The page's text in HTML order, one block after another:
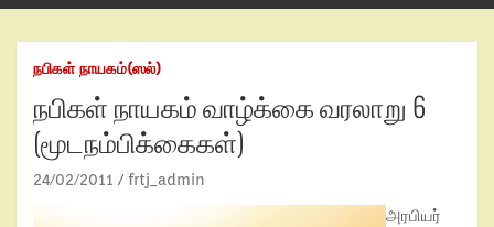
நபிகள் நாயகம்(ஸல்)
நபிகள் நாயகம் வாழ்க்கை வரலாறு 6
(மூடநம்பிக்கைகள்)
24/02/2011 frtj_admin
அரபியர்